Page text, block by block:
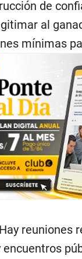
de
al
mínimas
reuniones